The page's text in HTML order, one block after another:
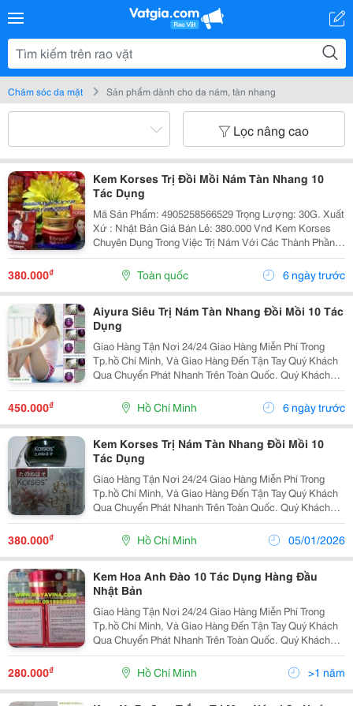
Chăm sóc da mặt Sản phẩm dành cho da nám, tàn nhang
Lọc nâng cao
Kem Korses Trị Đồi Mồi Nám Tàn Nhang 10
Tác Dụng
Mã Sản Phẩm: 4905258566529 Trọng Lượng: 30G. Xuất
Xứ : Nhật Bản Giá Bán Lẻ: 380.000 Vnđ Kem Korses
Chuyên Dụng Trong Việc Trị Nám Với Các Thành Phần
Như Sâm,Nha Đam,Các Loại Thảo Dược.....nhanh
Chóng Làm Mờ Các Vết Nám Đen...
380.000₫ Toàn quốc 6 ngày trước
Aiyura Siêu Trị Nám Tàn Nhang Đồi Mồi 10 Tác
Dụng
Giao Hàng Tận Nơi 24/24 Giao Hàng Miễn Phí Trong
Tp.hồ Chí Minh, Và Giao Hàng Đến Tận Tay Quý Khách
Qua Chuyển Phát Nhanh Trên Toàn Quốc. Quý Khách
Vui Lòng Liên Hệ Để Được Tư Vấn Và Báo Giá Tốt
Nhất! Xin Chân Thành Cảm Ơn! ...........
450.000₫ Hồ Chí Minh 6 ngày trước
Kem Korses Trị Nám Tàn Nhang Đồi Mồi 10
Tác Dụng
Giao Hàng Tận Nơi 24/24 Giao Hàng Miễn Phí Trong
Tp.hồ Chí Minh, Và Giao Hàng Đến Tận Tay Quý Khách
Qua Chuyển Phát Nhanh Trên Toàn Quốc. Quý Khách
Vui Lòng Liên Hệ Để Được Tư Vấn Và Báo Giá Tốt
Nhất! Xin Chân Thành Cảm Ơn! ...........
380.000₫ Hồ Chí Minh 05/01/2026
Kem Hoa Anh Đào 10 Tác Dụng Hàng Đầu
Nhật Bản
Giao Hàng Tận Nơi 24/24 Giao Hàng Miễn Phí Trong
Tp.hồ Chí Minh, Và Giao Hàng Đến Tận Tay Quý Khách
Qua Chuyển Phát Nhanh Trên Toàn Quốc. Quý Khách
Vui Lòng Liên Hệ Để Được Tư Vấn Và Báo Giá Tốt
Nhất! Xin Chân Thành Cảm Ơn! Liên Hệ Tp.
280.000₫ Hồ Chí Minh >1 năm